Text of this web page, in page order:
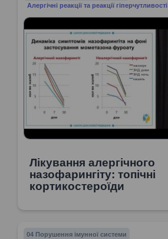
Алергічні реакції та реакції гіперчутливості
Лікування алергічного
назофарингіту: топічні
кортикостероїди
04 Порушення імунної системи